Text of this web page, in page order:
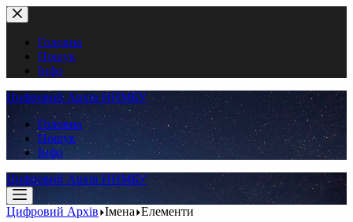
Перейти
до
вмістуГоловна
Пошук
Інфо
Цифровий Архів ННМБУ
Головна
Пошук
Інфо
Цифровий Архів ННМБУ
Цифровий Архів Імена Елементи